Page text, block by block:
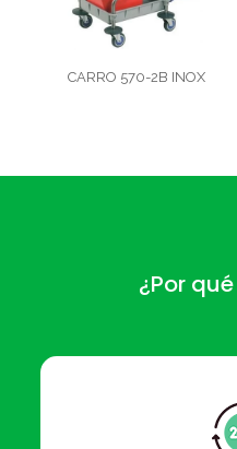
CARRO 570-2B INOX
¿Por